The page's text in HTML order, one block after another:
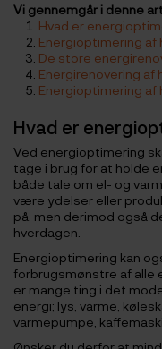
Vi gennemgår i denne
Hvad er
Energioptimering af
De store
Energirenovering af
Energioptimering af
Hvad er
Ved energioptimering
tage i brug for at holde
både tale om el- og
være ydelser eller
på, men derimod også
hverdagen.
Energioptimering kan
forbrugsmønstre af alle
er mange ting i det
energi; lys, varme,
varmepumpe,